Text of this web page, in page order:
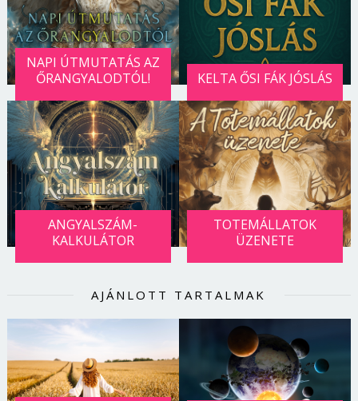
NAPI ÚTMUTATÁS AZ
ŐRANGYALODTÓL!
KELTA ŐSI FÁK JÓSLÁS
ANGYALSZÁM-
KALKULÁTOR
TOTEMÁLLATOK
ÜZENETE
AJÁNLOTT TARTALMAK